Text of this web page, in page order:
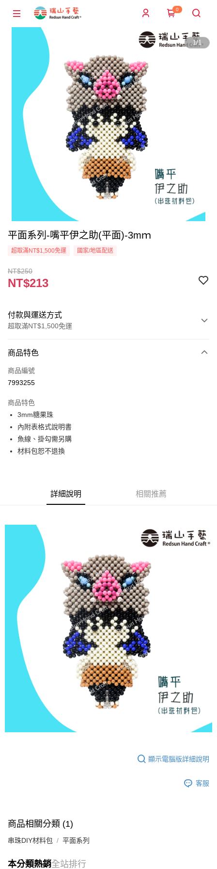
0
1/1
平面系列-嘴平伊之助(平面)-3mｍ
超取滿NT$1,500免運 國家/地區配送
NT$250
NT$213
付款與運送方式
超取滿NT$1,500免運
信用卡一次付款
超商取貨付款
街口支付
悠遊付
運送方式
7-11取貨付款
每筆NT$60，滿NT$1,500(含以上)免運費
付款後7-11取貨
每筆NT$60，滿NT$1,500(含以上)免運費
宅配 新竹物流
每筆NT$130，滿NT$2,000(含以上)免運費
國家/地區配送-香港(順豐快遞)
商品特色
商品編號
7993255
商品特色
3mm糖果珠
內附表格式說明書
魚線、掛勾需另購
材料包恕不退換
詳細說明 相關推薦
顯示電腦版詳細說明
客服
商品相關分類 (1)
串珠DIY材料包 平面系列
本分類熱銷全站排行